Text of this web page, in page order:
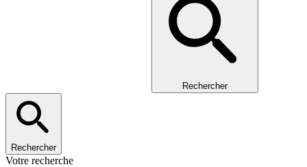
Rechercher
Rechercher
Votre recherche